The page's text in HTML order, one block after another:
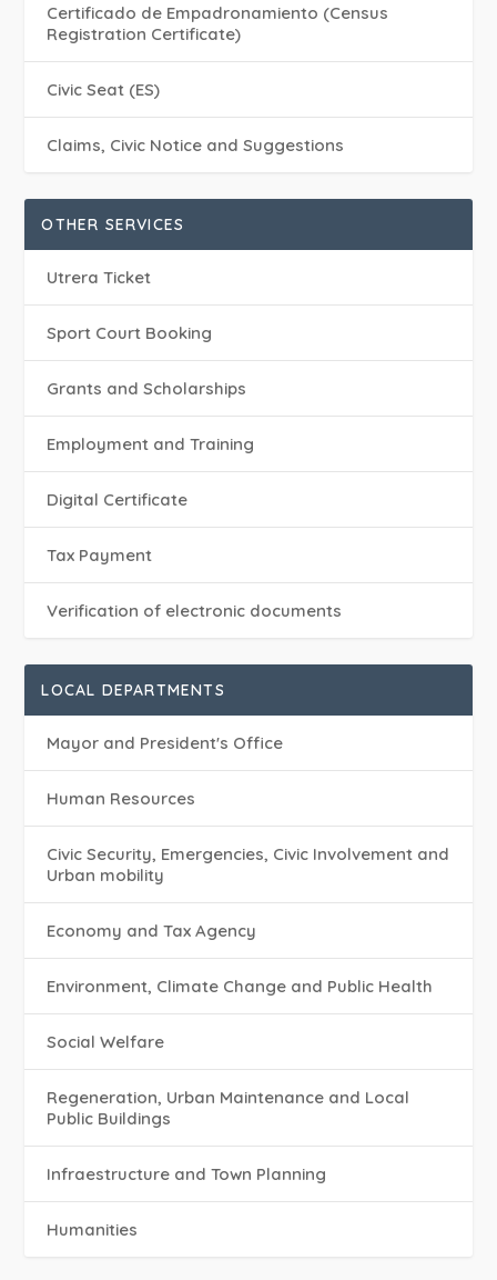
Certificado de Empadronamiento (Census
Registration Certificate)
Civic Seat (ES)
Claims, Civic Notice and Suggestions
OTHER SERVICES
Utrera Ticket
Sport Court Booking
Grants and Scholarships
Employment and Training
Digital Certificate
Tax Payment
Verification of electronic documents
LOCAL DEPARTMENTS
Mayor and President's Office
Human Resources
Civic Security, Emergencies, Civic Involvement and
Urban mobility
Economy and Tax Agency
Environment, Climate Change and Public Health
Social Welfare
Regeneration, Urban Maintenance and Local
Public Buildings
Infraestructure and Town Planning
Humanities